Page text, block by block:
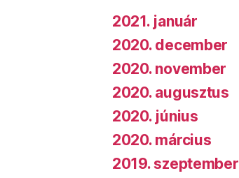
2021. január
2020. december
2020. november
2020. augusztus
2020. június
2020. március
2019. szeptember